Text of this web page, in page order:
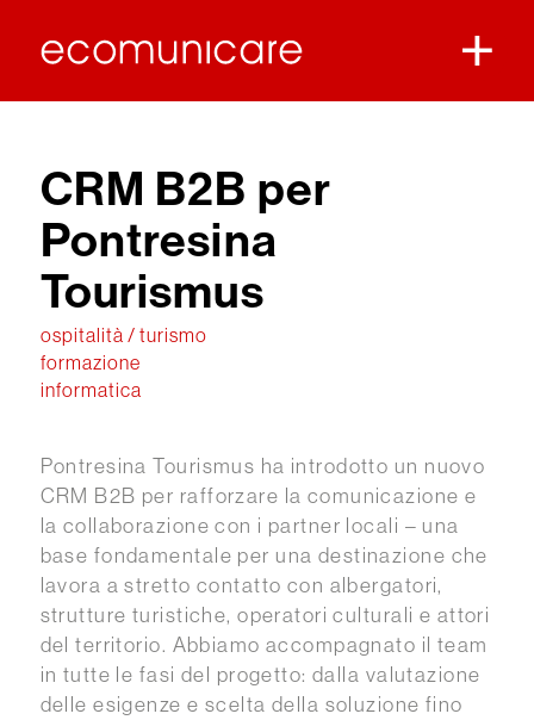
CRM B2B per
Pontresina
Tourismus
ospitalità / turismo
formazione
informatica
Pontresina Tourismus ha introdotto un nuovo
CRM B2B per rafforzare la comunicazione e
la collaborazione con i partner locali – una
base fondamentale per una destinazione che
lavora a stretto contatto con albergatori,
strutture turistiche, operatori culturali e attori
del territorio. Abbiamo accompagnato il team
in tutte le fasi del progetto: dalla valutazione
delle esigenze e scelta della soluzione fino